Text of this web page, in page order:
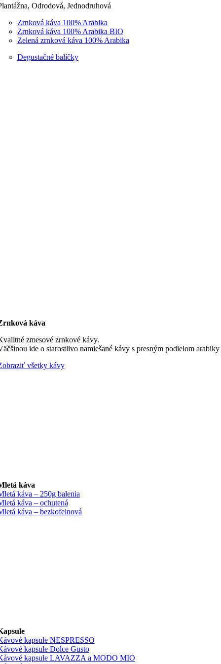
Odrodová, Jednodruhová
Zrnková káva 100% Arabika
Zrnková káva 100% Arabika BIO
Zelená zrnková káva 100% Arabika
Degustačné balíčky
káva
zmesové zrnkové kávy.
ide o starostlivo namiešané kávy s presným podielom
všetky kávy
káva
káva – 250g balenia
káva – ochutená
káva – bezkofeinová
kapsule NESPRESSO
kapsule Dolce Gusto
kapsule LAVAZZA a MODO MIO